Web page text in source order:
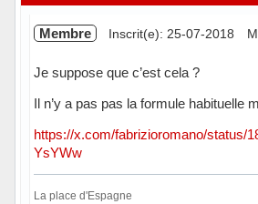
Membre Inscrit(e): 25-07-2018
Je suppose que c’est cela ?
Il n’y a pas pas la formule habituelle
https://x.com/fabrizioromano/status/
YsYWw
La place d'Espagne